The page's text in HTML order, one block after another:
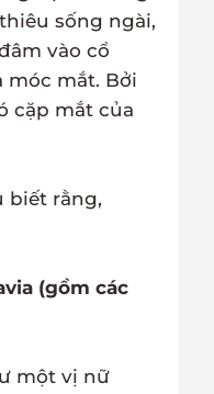
sống ngài,
vào cổ
móc mắt. Bởi
cặp mắt của
biết rằng,
(gồm các
một vị nữ